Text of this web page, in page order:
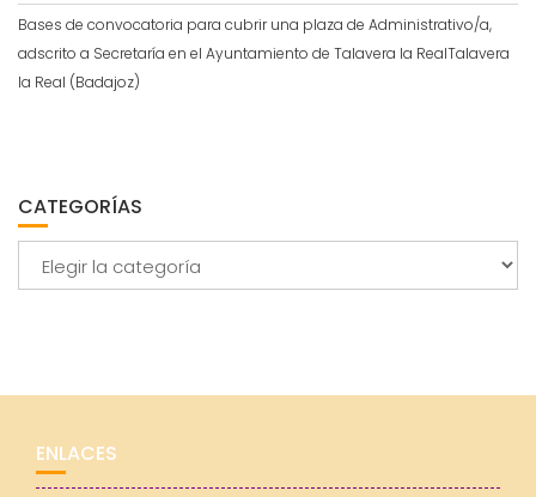
Bases de convocatoria para cubrir una plaza de Administrativo/a,
adscrito a Secretaría en el Ayuntamiento de Talavera la RealTalavera
la Real (Badajoz)
CATEGORÍAS
ENLACES